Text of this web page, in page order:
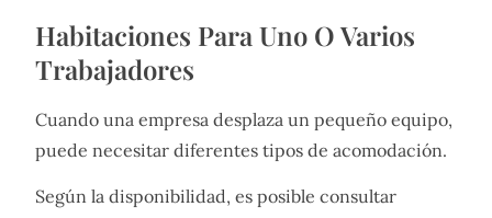
Habitaciones Para Uno O Varios
Trabajadores
Cuando una empresa desplaza un pequeño equipo,
puede necesitar diferentes tipos de acomodación.
Según la disponibilidad, es posible consultar